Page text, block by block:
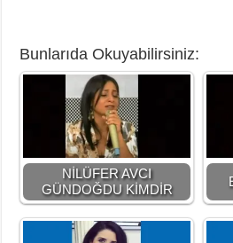
Bunlarıda Okuyabilirsiniz:
NİLÜFER AVCI
GÜNDOĞDU KİMDİR